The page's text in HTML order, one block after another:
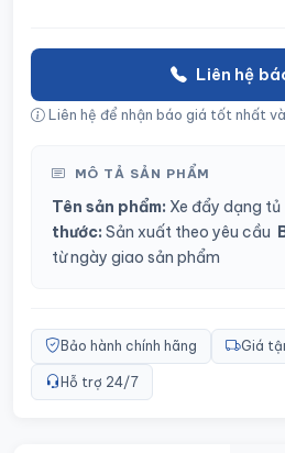
Liên hệ
Liên hệ để nhận báo giá tốt nhất
MÔ TẢ SẢN PHẨM
Tên sản phẩm: Xe đẩy dạng tủ
thước: Sản xuất theo yêu cầu
từ ngày giao sản phẩm
Bảo hành chính hãng Giá
Hỗ trợ 24/7